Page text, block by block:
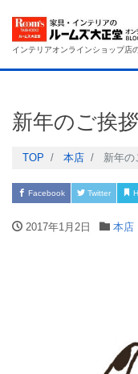
インテリアオンラインショップ店
新年のご挨拶
TOP 本店 新年の
Facebook Twitter
2017年1月2日 本店